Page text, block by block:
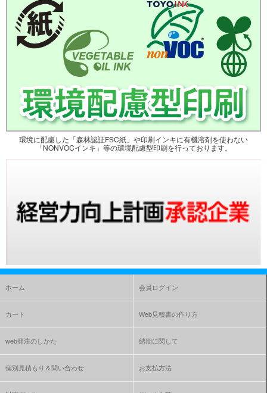
環境に配慮した「森林認証FSC紙」や印刷インキに有機溶剤を使わない
「NONVOCインキ」等の環境配慮型印刷を行っております。
ホーム 会員ログイン
カート Web見積書の作り方
web発注のしかた 納期に関して
個別見積もり＆問い合わせ お支払方法